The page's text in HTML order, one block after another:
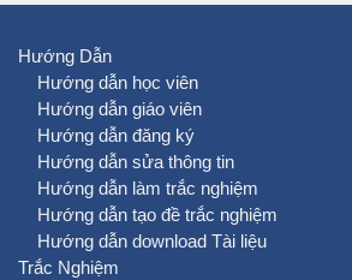
Hướng Dẫn
Hướng dẫn học viên
Hướng dẫn giáo viên
Hướng dẫn đăng ký
Hướng dẫn sửa thông tin
Hướng dẫn làm trắc nghiệm
Hướng dẫn tạo đề trắc nghiệm
Hướng dẫn download Tài liệu
Trắc Nghiệm